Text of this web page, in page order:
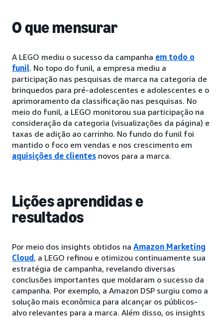
O que mensurar
A LEGO mediu o sucesso da campanha em todo o
funil. No topo do funil, a empresa mediu a
participação nas pesquisas de marca na categoria de
brinquedos para pré-adolescentes e adolescentes e o
aprimoramento da classificação nas pesquisas. No
meio do funil, a LEGO monitorou sua participação na
consideração da categoria (visualizações da página) e
taxas de adição ao carrinho. No fundo do funil foi
mantido o foco em vendas e nos crescimento em
aquisições de clientes novos para a marca.
Lições aprendidas e
resultados
Por meio dos insights obtidos na Amazon Marketing
Cloud , a LEGO refinou e otimizou continuamente sua
estratégia de campanha, revelando diversas
conclusões importantes que moldaram o sucesso da
campanha. Por exemplo, a Amazon DSP surgiu como a
solução mais econômica para alcançar os públicos-
alvo relevantes para a marca. Além disso, os insights